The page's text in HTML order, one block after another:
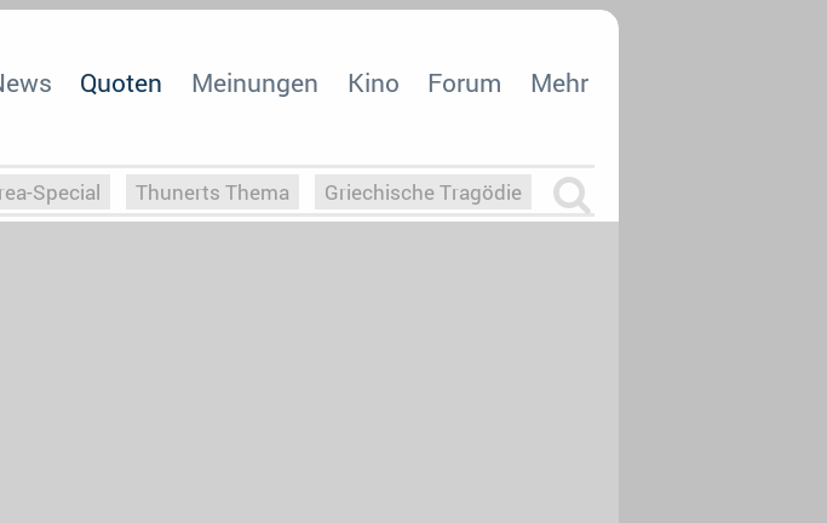
Quoten Meinungen Kino Forum Mehr
Special Thunerts Thema Griechische Tragödie